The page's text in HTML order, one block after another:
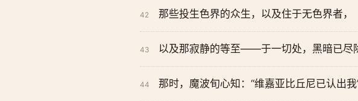
42 那些投生色界的众生，以及住于无色界者，
43 以及那寂静的等至——于一切处，黑暗已尽
44 那时，魔波旬心知：“维嘉亚比丘尼已认出